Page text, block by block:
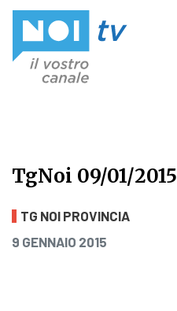
TgNoi 09/01/2015
TgNoi 09/01/2015
TG NOI PROVINCIA
PUBBLICATO IL
9 GENNAIO 2015